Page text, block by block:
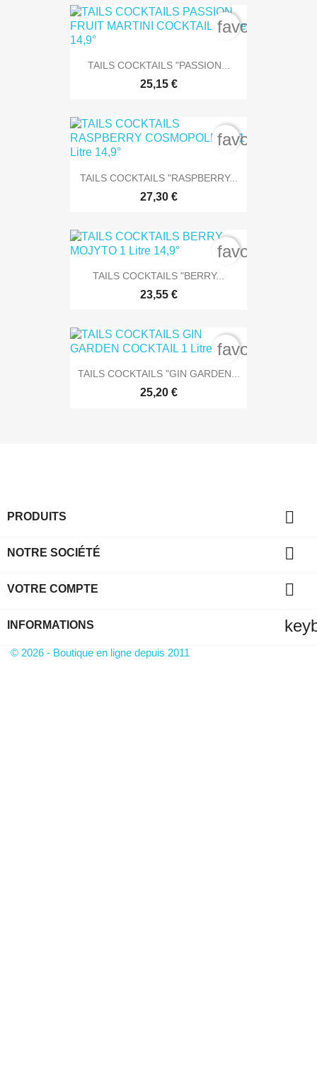
TAILS COCKTAILS "PASSION...
25,15 €
TAILS COCKTAILS "RASPBERRY...
27,30 €
TAILS COCKTAILS "BERRY...
23,55 €
TAILS COCKTAILS "GIN GARDEN...
25,20 €
PRODUITS 
NOTRE SOCIÉTÉ 
VOTRE COMPTE 
INFORMATIONS
© 2026 - Boutique en ligne depuis 2011